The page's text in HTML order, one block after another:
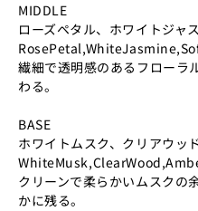
MIDDLE
ローズペタル、ホワイトジャ
繊細で透明感のあるフローラ
わる。
BASE
ホワイトムスク、クリアウッ
クリーンで柔らかいムスクの
かに残る。